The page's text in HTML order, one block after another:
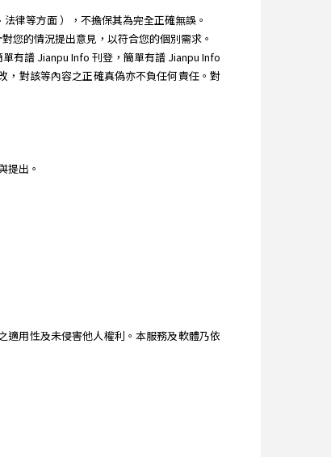
律等方面 ），不擔保其為完全正確無誤。
您的情況提出意見，以符合您的個別需求。
有譜 Jianpu Info 刊登，簡單有譜 Jianpu Info
，對該等內容之正確真偽亦不負任何責任。對
提出。
適用性及未侵害他人權利。本服務及軟體乃依